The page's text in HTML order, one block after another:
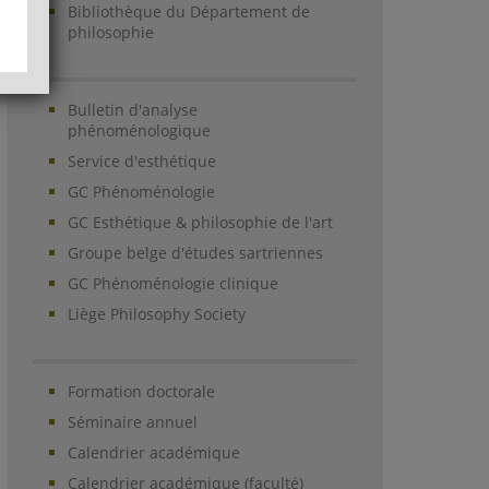
Bibliothèque du Département de
philosophie
Bulletin d'analyse
phénoménologique
Service d'esthétique
GC Phénoménologie
GC Esthétique & philosophie de l'art
Groupe belge d'études sartriennes
GC Phénoménologie clinique
Liège Philosophy Society
Formation doctorale
Séminaire annuel
Calendrier académique
Calendrier académique (faculté)